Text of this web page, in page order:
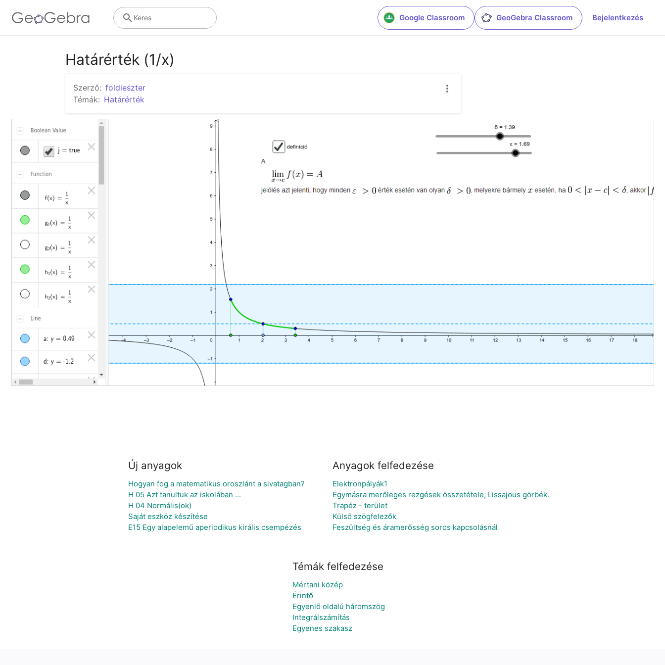
Google Classroom GeoGebra Classroom Bejelentkezés
Keres
Határérték (1/x)
Szerző: foldieszter
Témák: Határérték
Új anyagok
Hogyan fog a matematikus oroszlánt a sivatagban?
H 05 Azt tanultuk az iskolában ...
H 04 Normális(ok)
Saját eszköz készítése
E15 Egy alapelemű aperiodikus királis csempézés
Anyagok felfedezése
Elektronpályák1
Egymásra merőleges rezgések összetétele, Lissajous görbék.
Trapéz - terület
Külső szögfelezők
Feszültség és áramerősség soros kapcsolásnál
Témák felfedezése
Mértani közép
Érintő
Egyenlő oldalú háromszög
Integrálszámítás
Egyenes szakasz